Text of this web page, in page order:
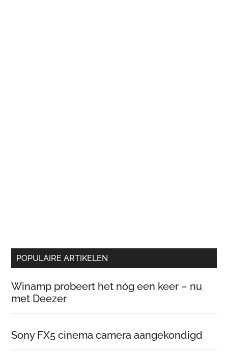
POPULAIRE ARTIKELEN
Winamp probeert het nóg een keer – nu
met Deezer
Sony FX5 cinema camera aangekondigd